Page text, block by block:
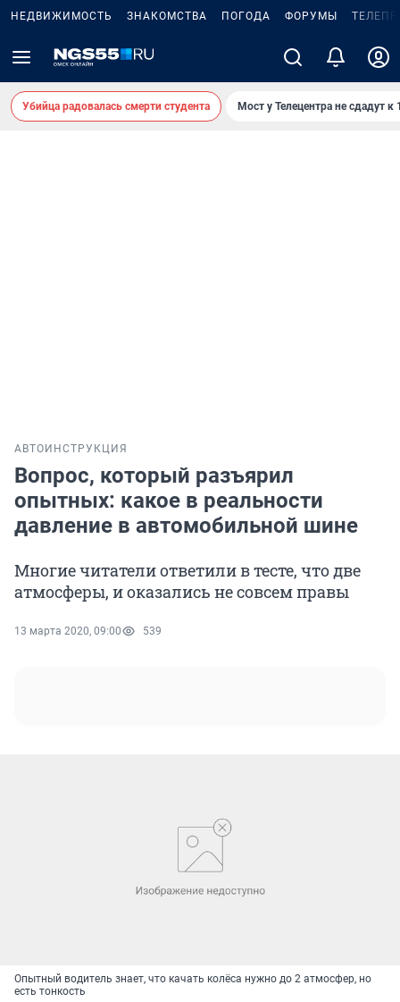
НЕДВИЖИМОСТЬ ЗНАКОМСТВА ПОГОДА ФОРУМЫ
Убийца радовалась смерти студента Мост у Телецентра не сдадут к
АВТО ИНСТРУКЦИЯ
Вопрос, который разъярил
опытных: какое в реальности
давление в автомобильной шине
Многие читатели ответили в тесте, что две
атмосферы, и оказались не совсем правы
13 марта 2020, 09:00 539
Опытный водитель знает, что качать колёса нужно до 2 атмосфер, но
есть тонкость